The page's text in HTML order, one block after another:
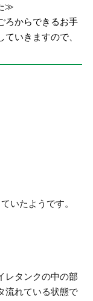
≫
ろからできるお手
いきますので、
いたようです。
レタンクの中の部
流れている状態で